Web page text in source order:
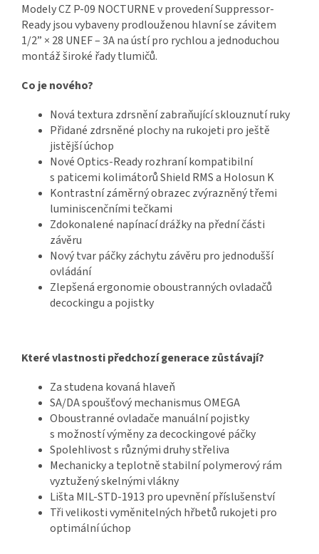
Modely CZ P-09 NOCTURNE v provedení Suppressor-
Ready jsou vybaveny prodlouženou hlavní se závitem
1/2” × 28 UNEF – 3A na ústí pro rychlou a jednoduchou
montáž široké řady tlumičů.
Co je nového?
Nová textura zdrsnění zabraňující sklouznutí ruky
Přidané zdrsněné plochy na rukojeti pro ještě
jistější úchop
Nové Optics-Ready rozhraní kompatibilní
s paticemi kolimátorů Shield RMS a Holosun K
Kontrastní záměrný obrazec zvýrazněný třemi
luminiscenčními tečkami
Zdokonalené napínací drážky na přední části
závěru
Nový tvar páčky záchytu závěru pro jednodušší
ovládání
Zlepšená ergonomie oboustranných ovladačů
decockingu a pojistky
Které vlastnosti předchozí generace zůstávají?
Za studena kovaná hlaveň
SA/DA spoušťový mechanismus OMEGA
Oboustranné ovladače manuální pojistky
s možností výměny za decockingové páčky
Spolehlivost s různými druhy střeliva
Mechanicky a teplotně stabilní polymerový rám
vyztužený skelnými vlákny
Lišta MIL-STD-1913 pro upevnění příslušenství
Tři velikosti vyměnitelných hřbetů rukojeti pro
optimální úchop